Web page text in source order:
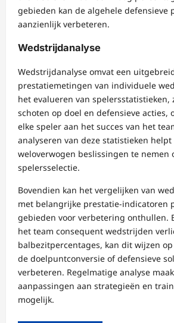
gebieden kan de algehele defensieve
aanzienlijk verbeteren.
Wedstrijdanalyse
Wedstrijdanalyse omvat een
prestatiemetingen van individuele
het evalueren van spelersstatistieken,
schoten op doel en defensieve acties,
elke speler aan het succes van het
analyseren van deze statistieken helpt
weloverwogen beslissingen te nemen
spelersselectie.
Bovendien kan het vergelijken van
met belangrijke prestatie-indicatoren
gebieden voor verbetering onthullen.
het team consequent wedstrijden
balbezitpercentages, kan dit wijzen
de doelpuntconversie of defensieve
verbeteren. Regelmatige analyse
aanpassingen aan strategieën en
mogelijk.